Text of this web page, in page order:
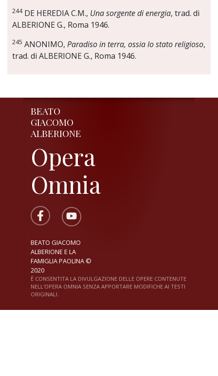
244DE HEREDIA C.M., Una sorgente di energia, trad. di
ALBERIONE G., Roma 1946.
245 ANONIMO, Paradiso in terra, ossia lo stato religioso,
trad. di ALBERIONE G., Roma 1946.
BEATO
GIACOMO
ALBERIONE
Opera
Omnia
BEATO GIACOMO
ALBERIONE E LA
FAMIGLIA PAOLINA ©
2020
È CONSENTITA LA DIVULGAZIONE DELLE OPERE CONTENUTE
NELL'OPERA OMNIA SENZA APPORTARE MODIFICHE AI TESTI
ORIGINALI.